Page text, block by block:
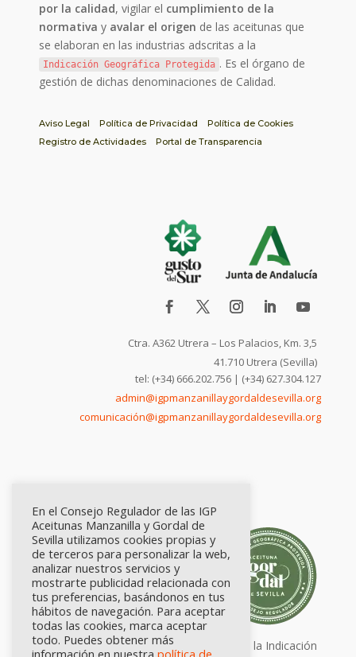
por la calidad, vigilar el cumplimiento de la
normativa y avalar el origen de las aceitunas que
se elaboran en las industrias adscritas a la
Indicación Geográfica Protegida . Es el órgano de
gestión de dichas denominaciones de Calidad.
Aviso Legal Política de Privacidad
Política de Cookies
Registro de Actividades
Portal de Transparencia
Ctra. A362 Utrera – Los Palacios, Km. 3,5
41.710 Utrera (Sevilla)
tel: (+34) 666.202.756 | (+34) 627.304.127
admin@igpmanzanillaygordaldesevilla.org
comunicación@igpmanzanillaygordaldesevilla.org
Calidad certificada por Origen. Sellos de la Indicación
En el Consejo Regulador de las IGP
Aceitunas Manzanilla y Gordal de
Sevilla utilizamos cookies propias y
de terceros para personalizar la web,
analizar nuestros servicios y
mostrarte publicidad relacionada con
tus preferencias, basándonos en tus
hábitos de navegación. Para aceptar
todas las cookies, marca aceptar
todo. Puedes obtener más
información en nuestra política de